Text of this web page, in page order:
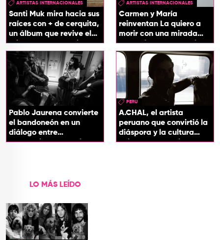
ARTISTAS INTERNACIONALES
Santi Muk mira hacia sus
raíces con + de cerquita,
un álbum que revive el
origen de sus canciones
ARTISTAS INTERNACIONALES
Carmen y María
reinventan La quiero a
morir con una mirada
entre el flamenco y el
soul
Pablo Jaurena convierte
el bandoneón en un
diálogo entre
generaciones con el
PERU
A.CHAL, el artista
peruano que convirtió la
diáspora y la cultura
chicha en su sonido
LO MÁS LEÍDO